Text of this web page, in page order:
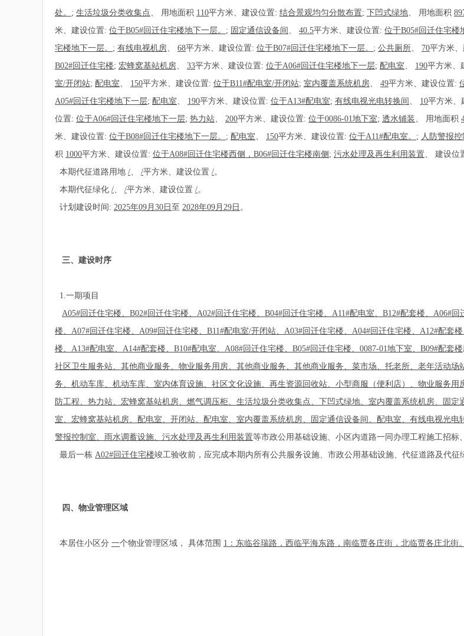
处。 ; 生活垃圾分类收集点、 用地面积 110平方米、建设位置: 结合景观均匀分散布置; 下凹式绿地、 用地面积
米、建设位置: 位于B05#回迁住宅楼地下一层。 ; 固定通信设备间 、 40.5平方米、建设位置: 位于B05#回迁住宅楼
宅楼地下一层。 ; 有线电视机房、 68平方米、建设位置: 位于B07#回迁住宅楼地下一层。 ; 公共厕所、 70平方米
B02#回迁住宅楼; 宏蜂窝基站机房、 33平方米、建设位置: 位于A06#回迁住宅楼地下一层; 配电室、 190平方米、
室/开闭站; 配电室、 150平方米、建设位置: 位于B11#配电室/开闭站; 室内覆盖系统机房、 49平方米、建设位置:
A05#回迁住宅楼地下一层; 配电室、 190平方米、建设位置: 位于A13#配电室; 有线电视光电转换间 、 10平方米、
位置: 位于A06#回迁住宅楼地下一层; 热力站、 200平方米、建设位置: 位于0086-01地下室; 透水铺装、 用地面积
米、建设位置: 位于B08#回迁住宅楼地下一层。 ; 配电室、 150平方米、建设位置: 位于A11#配电室。 ; 人防警报控
积 1000平方米、建设位置: 位于A08#回迁住宅楼西侧，B06#回迁住宅楼南侧 ; 污水处理及再生利用装置、 建设位
本期代征道路用地 /、 /平方米、建设位置 /。
本期代征绿化 /、 /平方米、建设位置 /。
计划建设时间: 2025年09月30日 至 2028年09月29日 。
三、建设时序
1.一期项目
A05#回迁住宅楼、B02#回迁住宅楼、A02#回迁住宅楼、B04#回迁住宅楼、A11#配电室、B12#配套楼、A06#
楼、A07#回迁住宅楼、A09#回迁住宅楼、B11#配电室/开闭站、A03#回迁住宅楼、A04#回迁住宅楼、A12#配套
楼、A13#配电室、A14#配套楼、B10#配电室、A08#回迁住宅楼、B05#回迁住宅楼、0087-01地下室、B09#配套楼
社区卫生服务站、其他商业服务、物业服务用房、其他商业服务、其他商业服务、菜市场、托老所、老年活动
务、机动车库、机动车库、室内体育设施、社区文化设施、再生资源回收站、小型商服（便利店）、物业服务用
防工程、热力站、宏蜂窝基站机房、燃气调压柜、生活垃圾分类收集点、下凹式绿地、室内覆盖系统机房、固
室、宏蜂窝基站机房、配电室、开闭站、配电室、室内覆盖系统机房、固定通信设备间、配电室、有线电视光
警报控制室、雨水调蓄设施、污水处理及再生利用装置等市政公用基础设施、小区内道路一同办理工程施工招标
最后一栋 A02#回迁住宅楼竣工验收前，应完成本期内所有公共服务设施、市政公用基础设施、代征道路及代征
四、物业管理区域
本居住小区分 一个物业管理区域， 具体范围 1：东临谷瑞路，西临平海东路，南临贾各庄街，北临贾各庄北街。